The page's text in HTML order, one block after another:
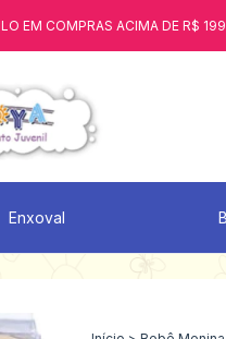
EM COMPRAS ACIMA DE R$ 199
Enxoval